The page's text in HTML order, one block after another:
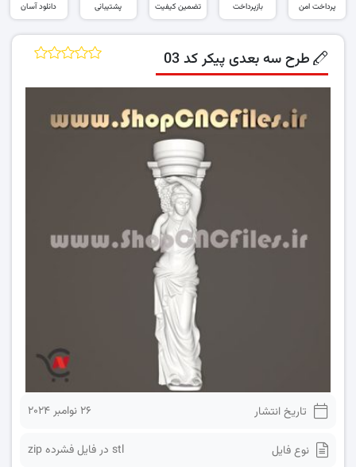
پرداخت امن بازپرداخت تضمین کیفیت پشتیبانی دانلود آسان
طرح سه بعدی پیکر کد 03
تاریخ انتشار 26 نوامبر 2024
نوع فایل stl در فایل فشرده zip